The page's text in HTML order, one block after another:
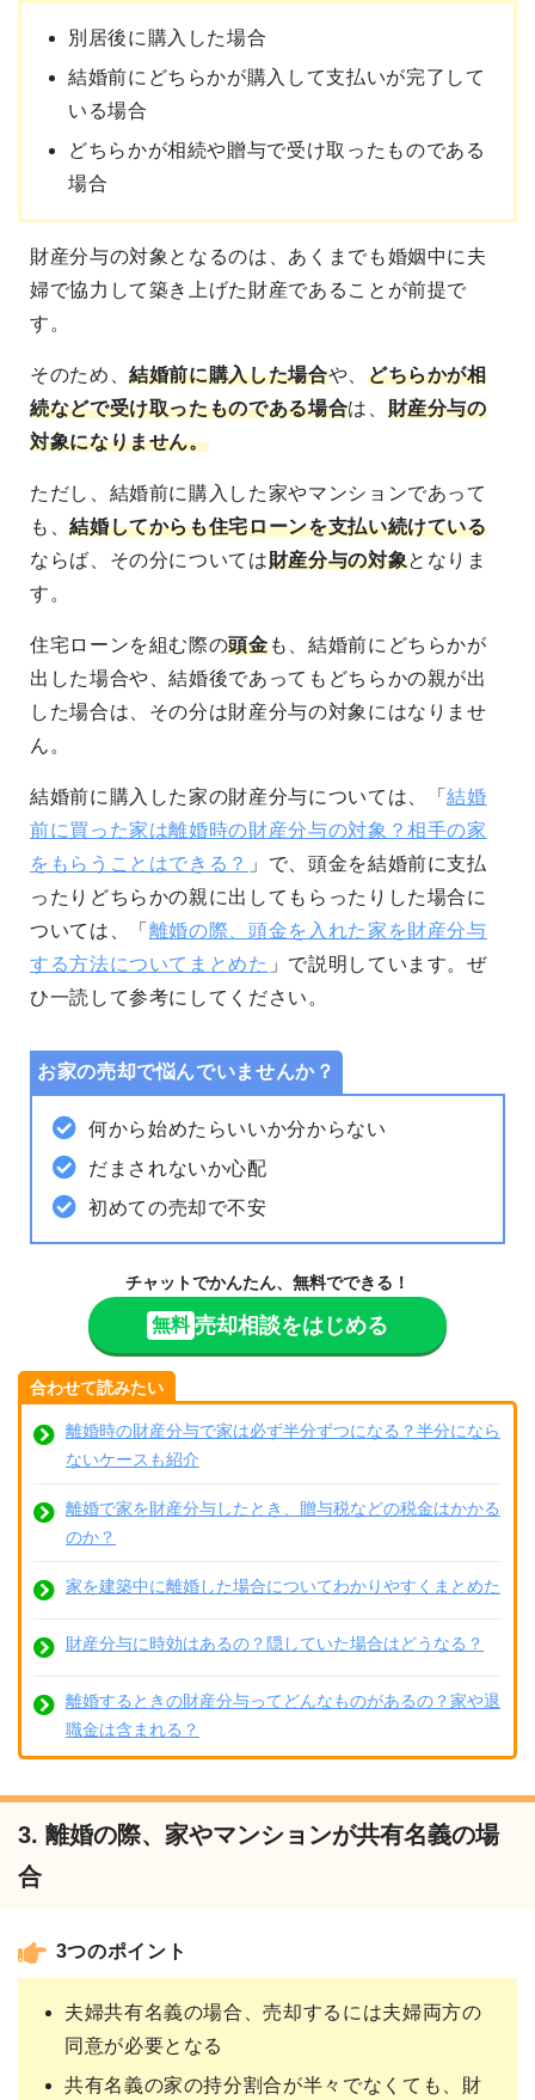
別居後に購入した場合
結婚前にどちらかが購入して支払いが完了して
いる場合
どちらかが相続や贈与で受け取ったものである
場合
財産分与の対象となるのは、あくまでも婚姻中に夫
婦で協力して築き上げた財産であることが前提で
す。
そのため、結婚前に購入した場合や、 どちらかが相
続などで受け取ったものである場合は、 財産分与の
対象になりません。
ただし、結婚前に購入した家やマンションであって
も、結婚してからも住宅ローンを支払い続けている
ならば、その分については財産分与の対象となりま
す。
住宅ローンを組む際の頭金も、結婚前にどちらかが
出した場合や、結婚後であってもどちらかの親が出
した場合は、その分は財産分与の対象にはなりませ
ん。
結婚前に購入した家の財産分与については、「結婚
前に買った家は離婚時の財産分与の対象？相手の家
をもらうことはできる？ 」で、頭金を結婚前に支払
ったりどちらかの親に出してもらったりした場合に
ついては、「 離婚の際、頭金を入れた家を財産分与
する方法についてまとめた 」で説明しています。ぜ
ひ一読して参考にしてください。
お家の売却で悩んでいませんか？
何から始めたらいいか分からない
だまされないか心配
初めての売却で不安
チャットでかんたん、無料でできる！
無料 売却相談をはじめる
合わせて読みたい
離婚時の財産分与で家は必ず半分ずつになる？半分になら
ないケースも紹介
離婚で家を財産分与したとき、贈与税などの税金はかかる
のか？
家を建築中に離婚した場合についてわかりやすくまとめた
財産分与に時効はあるの？隠していた場合はどうなる？
離婚するときの財産分与ってどんなものがあるの？家や退
職金は含まれる？
3. 離婚の際、家やマンションが共有名義の場
合
3つのポイント
夫婦共有名義の場合、売却するには夫婦両方の
同意が必要となる
共有名義の家の持分割合が半々でなくても、財